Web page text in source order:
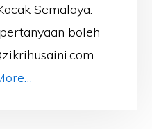
Semalaya.
boleh